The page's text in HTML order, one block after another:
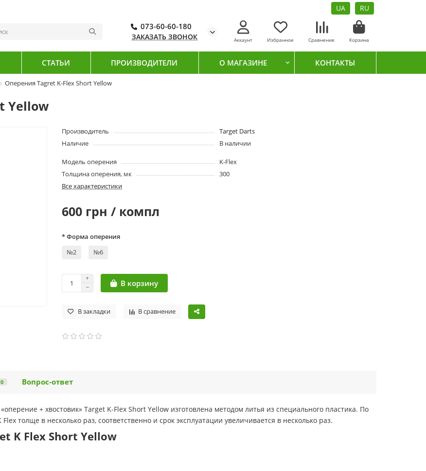
UA RU
073-60-60-180
ЗАКАЗАТЬ ЗВОНОК Аккаунт Избранное Сравнение Корзина
СТАТЬИ ПРОИЗВОДИТЕЛИ О МАГАЗИНЕ КОНТАКТЫ
Оперения Tagret K-Flex Short Yellow
Yellow
Производитель
Target Darts
Наличие
В наличии
Модель оперения
K-Flex
Толщина оперения, мк
300
Все характеристики
600 грн / компл
* Форма оперения
№2 №6
В корзину
В закладки В сравнение
0 Вопрос-ответ
+ хвостовик» Target K-Flex Short Yellow изготовлена методом литья из специального пластика. По
толще в несколько раз, соответственно и срок эксплуатации увеличивается в несколько раз.
K Flex Short Yellow